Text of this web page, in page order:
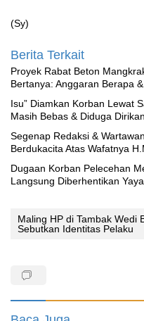
(Sy)
Berita Terkait
Proyek Rabat Beton
Bertanya: Anggaran Berapa
‎Isu” Diamkan Korban Lewat
Masih Bebas & Diduga
Segenap Redaksi &
Berdukacita Atas Wafatnya
‎Dugaan Korban Pelecehan
Langsung Diberhentikan
Maling HP di Tambak Wedi
Sebutkan Identitas Pelaku